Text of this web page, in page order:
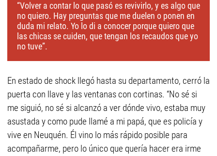
“Volver a contar lo que pasó es revivirlo, y es algo que
no quiero. Hay preguntas que me duelen o ponen en
duda mi relato. Yo lo di a conocer porque quiero que
las chicas se cuiden, que tengan los recaudos que yo
no tuve”.
En estado de shock llegó hasta su departamento, cerró la
puerta con llave y las ventanas con cortinas. “No sé si
me siguió, no sé si alcanzó a ver dónde vivo, estaba muy
asustada y como pude llamé a mi papá, que es policía y
vive en Neuquén. Él vino lo más rápido posible para
acompañarme, pero lo único que quería hacer era irme